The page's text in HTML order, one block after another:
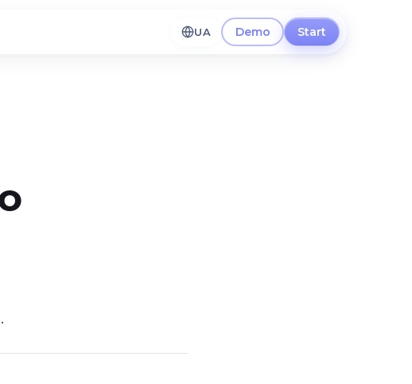
UA Demo Start